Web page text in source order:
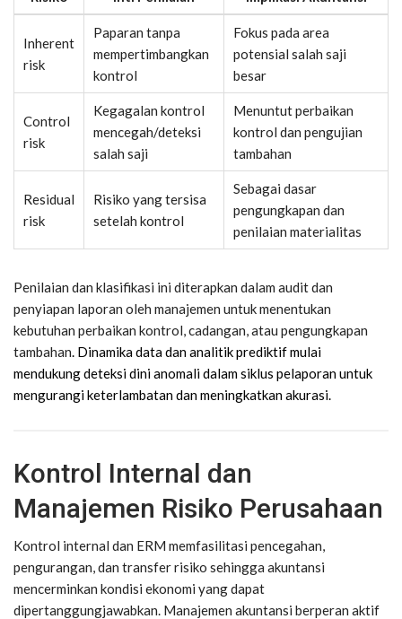
Inherent
risk
Paparan tanpa
mempertimbangkan
kontrol
Fokus pada area
potensial salah saji
besar
Control
risk
Kegagalan kontrol
mencegah/deteksi
salah saji
Menuntut perbaikan
kontrol dan pengujian
tambahan
Residual
risk
Risiko yang tersisa
setelah kontrol
Sebagai dasar
pengungkapan dan
penilaian materialitas
Penilaian dan klasifikasi ini diterapkan dalam audit dan
penyiapan laporan oleh manajemen untuk menentukan
kebutuhan perbaikan kontrol, cadangan, atau pengungkapan
tambahan. Dinamika data dan analitik prediktif mulai
mendukung deteksi dini anomali dalam siklus pelaporan untuk
mengurangi keterlambatan dan meningkatkan akurasi.
Kontrol Internal dan
Manajemen Risiko Perusahaan
Kontrol internal dan ERM memfasilitasi pencegahan,
pengurangan, dan transfer risiko sehingga akuntansi
mencerminkan kondisi ekonomi yang dapat
dipertanggungjawabkan. Manajemen akuntansi berperan aktif